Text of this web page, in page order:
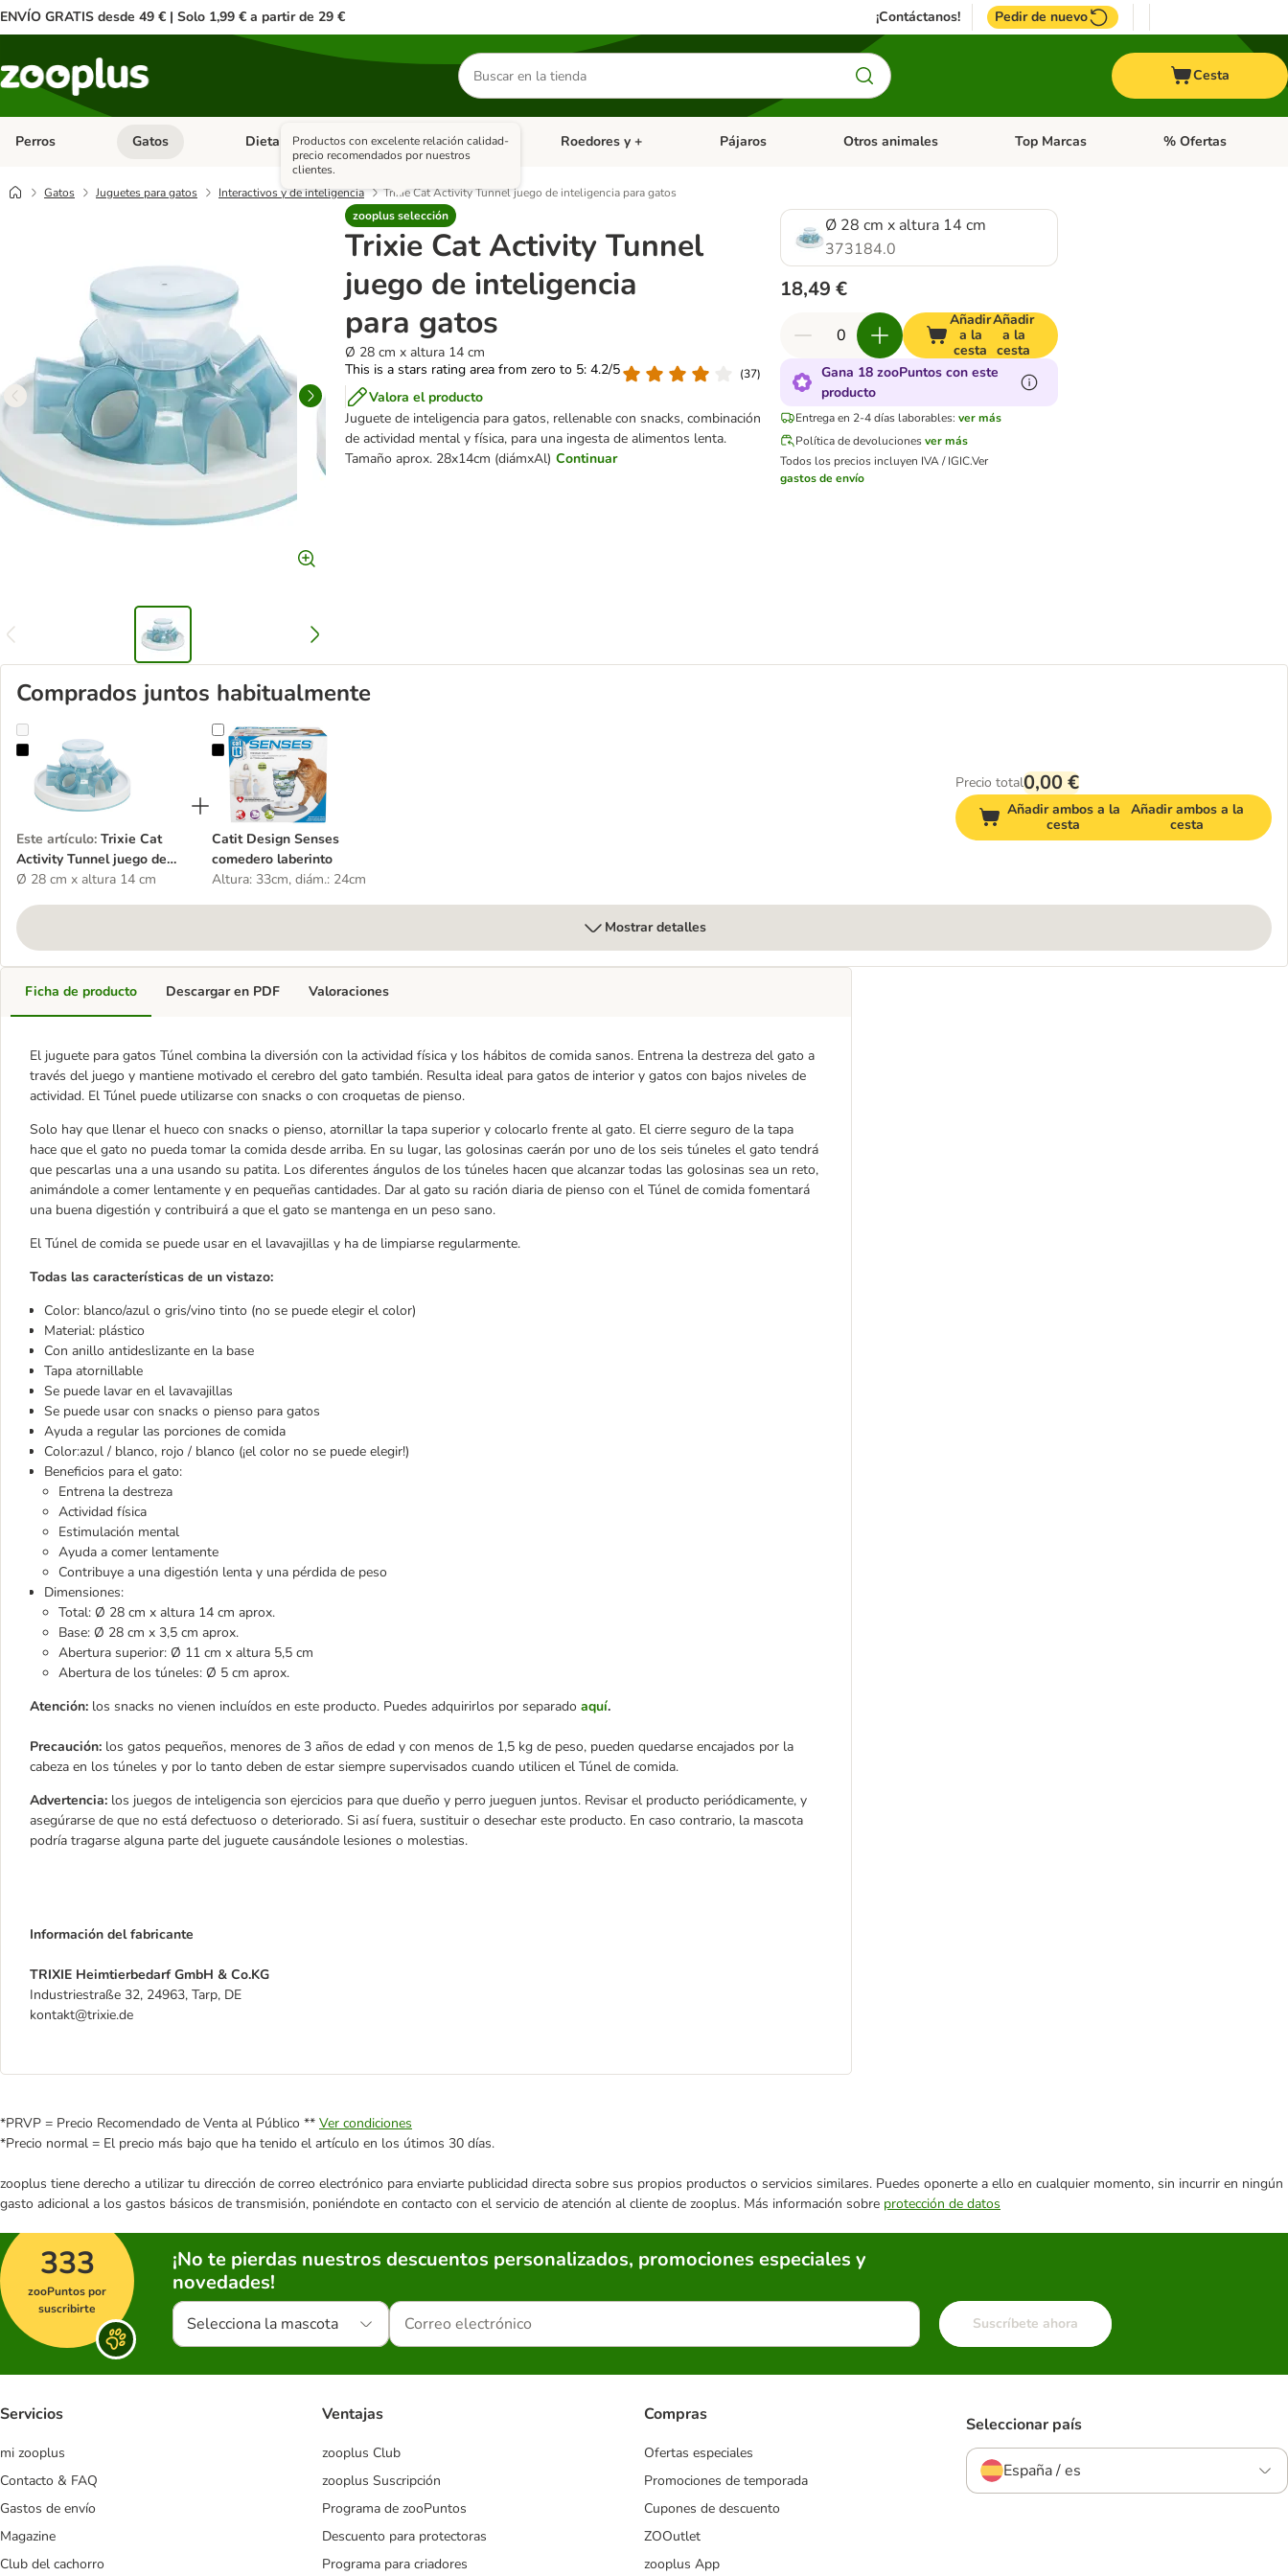
ENVÍO GRATIS desde 49 € | Solo 1,99 € a partir de 29 € ¡Contáctanos! Pedir de nuevo
Buscar
productos
Cesta
Perros Menú de categoria abierto: Perros
Gatos Menú de categoria abierto: Gatos
Dieta Vet. Menú de categoria abierto: Dieta Vet.
Antiparasitarios Menú de categoria abierto: Antiparasitarios
Roedores y + Menú de categoria abierto: Roedores y +
Pájaros Menú de categoria abierto: Pájaros
Otros animales Menú de categoria abierto: Otros animales
Top Marcas Menú de categoria
% Ofertas
Gatos Juguetes para gatos Interactivos y de inteligencia
Trixie Cat Activity Tunnel juego de inteligencia para gatos
zooplus selección
Productos con excelente relación calidad-
precio recomendados por nuestros
clientes.
Trixie Cat Activity Tunnel
juego de inteligencia
para gatos
Ø 28 cm x altura 14 cm
This is a stars rating area from zero to 5: 4.2/5
(37)
Valora el producto
Juguete de inteligencia para gatos, rellenable con snacks, combinación
de actividad mental y física, para una ingesta de alimentos lenta.
Tamaño aprox. 28x14cm (diámxAl) Continuar
Ø 28 cm x altura 14 cm
373184.0
18,49 €
Añadir
a la
cesta
Añadir
a la
cesta
Gana 18 zooPuntos con este
producto
Entrega en 2-4 días laborables: ver más
Política de devolucionesver más
Todos los precios incluyen IVA / IGIC.Ver
gastos de envío
Comprados juntos habitualmente
Trixie Cat Activity Tunnel juego de inteligencia para gatos
Este artículo: Trixie Cat
Activity Tunnel juego de
inteligencia para gatos
Ø 28 cm x altura 14 cm
Catit Design Senses comedero laberinto
Catit Design Senses
comedero laberinto
Altura: 33cm, diám.: 24cm
Precio total0,00 €
Añadir ambos a la
cesta
Añadir ambos a la
cesta
Mostrar detalles
Ficha de producto
El juguete para gatos Túnel combina la diversión con la actividad física y los hábitos de comida sanos. Entrena la destreza del gato a
través del juego y mantiene motivado el cerebro del gato también. Resulta ideal para gatos de interior y gatos con bajos niveles de
actividad. El Túnel puede utilizarse con snacks o con croquetas de pienso.
Solo hay que llenar el hueco con snacks o pienso, atornillar la tapa superior y colocarlo frente al gato. El cierre seguro de la tapa
hace que el gato no pueda tomar la comida desde arriba. En su lugar, las golosinas caerán por uno de los seis túneles el gato tendrá
que pescarlas una a una usando su patita. Los diferentes ángulos de los túneles hacen que alcanzar todas las golosinas sea un reto,
animándole a comer lentamente y en pequeñas cantidades. Dar al gato su ración diaria de pienso con el Túnel de comida fomentará
una buena digestión y contribuirá a que el gato se mantenga en un peso sano.
El Túnel de comida se puede usar en el lavavajillas y ha de limpiarse regularmente.
Todas las características de un vistazo:
Color: blanco/azul o gris/vino tinto (no se puede elegir el color)
Material: plástico
Con anillo antideslizante en la base
Tapa atornillable
Se puede lavar en el lavavajillas
Se puede usar con snacks o pienso para gatos
Ayuda a regular las porciones de comida
Color:azul / blanco, rojo / blanco (¡el color no se puede elegir!)
Beneficios para el gato:
Entrena la destreza
Actividad física
Estimulación mental
Ayuda a comer lentamente
Contribuye a una digestión lenta y una pérdida de peso
Dimensiones:
Total: Ø 28 cm x altura 14 cm aprox.
Base: Ø 28 cm x 3,5 cm aprox.
Abertura superior: Ø 11 cm x altura 5,5 cm
Abertura de los túneles: Ø 5 cm aprox.
Atención: los snacks no vienen incluídos en este producto. Puedes adquirirlos por separado aquí.
Precaución: los gatos pequeños, menores de 3 años de edad y con menos de 1,5 kg de peso, pueden quedarse encajados por la
cabeza en los túneles y por lo tanto deben de estar siempre supervisados cuando utilicen el Túnel de comida.
Advertencia: los juegos de inteligencia son ejercicios para que dueño y perro jueguen juntos. Revisar el producto periódicamente, y
asegúrarse de que no está defectuoso o deteriorado. Si así fuera, sustituir o desechar este producto. En caso contrario, la mascota
podría tragarse alguna parte del juguete causándole lesiones o molestias.
Información del fabricante
TRIXIE Heimtierbedarf GmbH & Co.KG
Industriestraße 32, 24963, Tarp, DE
kontakt@trixie.de
Descargar en PDF Valoraciones
*PRVP = Precio Recomendado de Venta al Público ** Ver condiciones
*Precio normal = El precio más bajo que ha tenido el artículo en los útimos 30 días.
zooplus tiene derecho a utilizar tu dirección de correo electrónico para enviarte publicidad directa sobre sus propios productos o servicios similares. Puedes oponerte a ello en cualquier momento, sin incurrir en ningún
gasto adicional a los gastos básicos de transmisión, poniéndote en contacto con el servicio de atención al cliente de zooplus. Más información sobre protección de datos
333
zooPuntos por
suscribirte
¡No te pierdas nuestros descuentos personalizados, promociones especiales y
novedades!
Selecciona la mascota Suscríbete ahora
Servicios
mi zooplus
Contacto & FAQ
Gastos de envío
Magazine
Club del cachorro
Ventajas
zooplus Club
zooplus Suscripción
Programa de zooPuntos
Descuento para protectoras
Programa para criadores
Compras
Ofertas especiales
Promociones de temporada
Cupones de descuento
ZOOutlet
zooplus App
Seleccionar país
España / es